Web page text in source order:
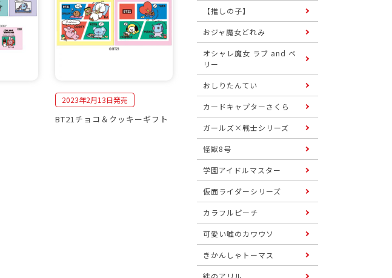
2023年2月13日発売
BT21チョコ＆クッキーギフト
【推しの子】
おジャ魔女どれみ
オシャレ魔女 ラブ and ベ
リー
おしりたんてい
カードキャプターさくら
ガールズ×戦士シリーズ
怪獣8号
学園アイドルマスター
仮面ライダーシリーズ
カラフルピーチ
可愛い嘘のカワウソ
きかんしゃトーマス
絆のアリル